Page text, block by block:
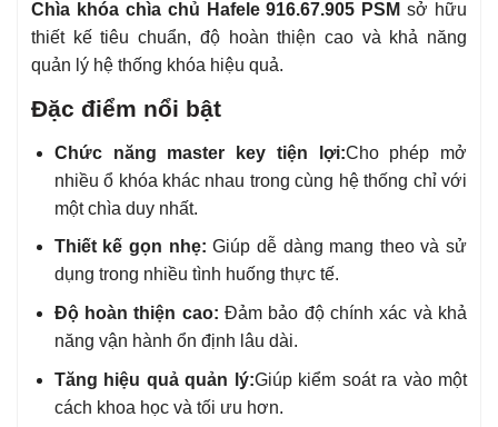
Chìa khóa chìa chủ Hafele 916.67.905 PSM sở hữu
thiết kế tiêu chuẩn, độ hoàn thiện cao và khả năng
quản lý hệ thống khóa hiệu quả.
Đặc điểm nổi bật
Chức năng master key tiện lợi:Cho phép mở
nhiều ổ khóa khác nhau trong cùng hệ thống chỉ với
một chìa duy nhất.
Thiết kế gọn nhẹ: Giúp dễ dàng mang theo và sử
dụng trong nhiều tình huống thực tế.
Độ hoàn thiện cao: Đảm bảo độ chính xác và khả
năng vận hành ổn định lâu dài.
Tăng hiệu quả quản lý:Giúp kiểm soát ra vào một
cách khoa học và tối ưu hơn.